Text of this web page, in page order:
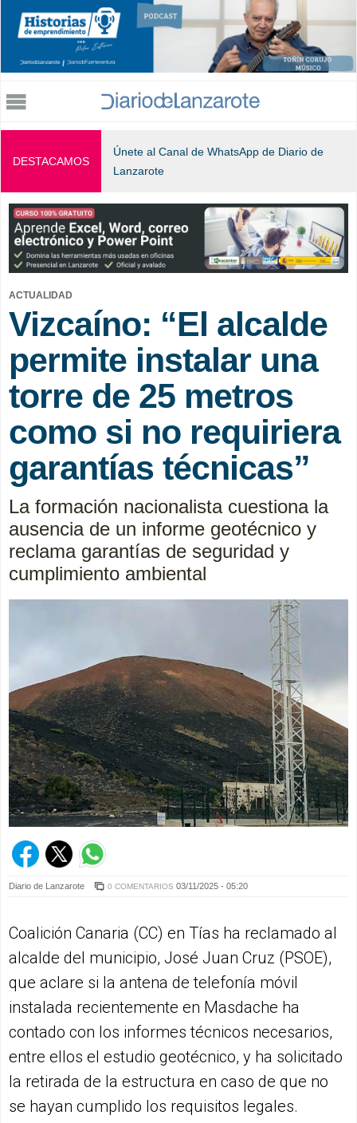
Jump to navigation
DESTACAMOS
Únete al Canal de WhatsApp de Diario de
Lanzarote
ACTUALIDAD
Vizcaíno: “El alcalde
permite instalar una
torre de 25 metros
como si no requiriera
garantías técnicas”
La formación nacionalista cuestiona la
ausencia de un informe geotécnico y
reclama garantías de seguridad y
cumplimiento ambiental
Diario de Lanzarote 0 COMENTARIOS 03/11/2025 - 05:20
Coalición Canaria (CC) en Tías ha reclamado al
alcalde del municipio, José Juan Cruz (PSOE),
que aclare si la antena de telefonía móvil
instalada recientemente en Masdache ha
contado con los informes técnicos necesarios,
entre ellos el estudio geotécnico, y ha solicitado
la retirada de la estructura en caso de que no
se hayan cumplido los requisitos legales.